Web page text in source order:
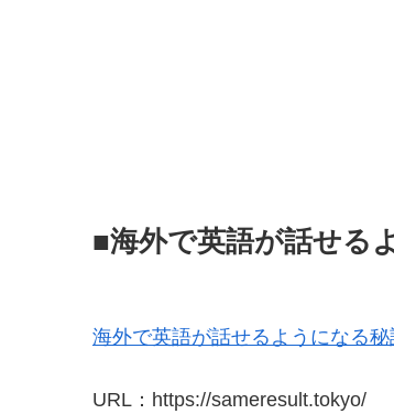
■海外で英語が話せる
海外で英語が話せるようになる秘
URL：https://sameresult.tokyo/